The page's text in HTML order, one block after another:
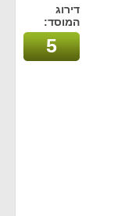
דירוג
המוסד:
5